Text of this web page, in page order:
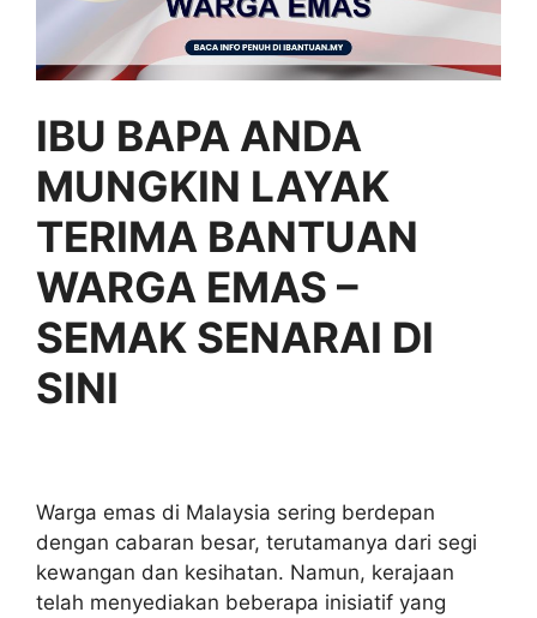
IBU BAPA ANDA
MUNGKIN LAYAK
TERIMA BANTUAN
WARGA EMAS –
SEMAK SENARAI DI
SINI
Warga emas di Malaysia sering berdepan
dengan cabaran besar, terutamanya dari segi
kewangan dan kesihatan. Namun, kerajaan
telah menyediakan beberapa inisiatif yang